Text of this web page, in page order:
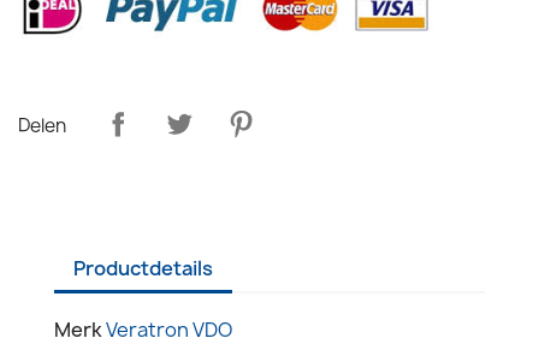
Delen
Productdetails
MerkVeratron VDO